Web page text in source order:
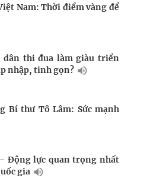
Nam: Thời điểm vàng để
dân thi đua làm giàu triển
nhập, tinh gọn?
Bí thư Tô Lâm: Sức mạnh
Động lực quan trọng nhất
gia